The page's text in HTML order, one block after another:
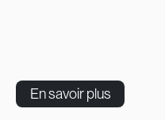
En savoir plus